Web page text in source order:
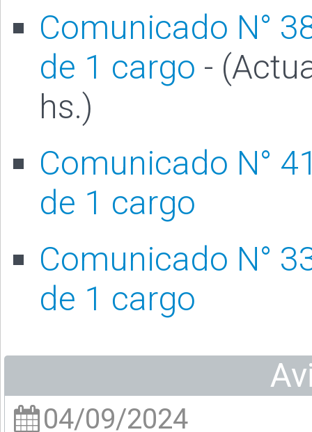
Comunicado N°
de 1 cargo -
hs.)
Comunicado N°
de 1 cargo
Comunicado N°
de 1 cargo
04/09/2024